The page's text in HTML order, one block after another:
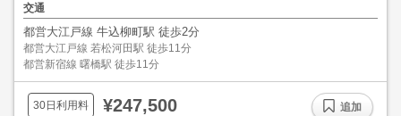
交通
都営大江戸線 牛込柳町駅 徒歩2分
都営大江戸線 若松河田駅 徒歩11分
都営新宿線 曙橋駅 徒歩11分
30日利用料 ¥247,500 追加